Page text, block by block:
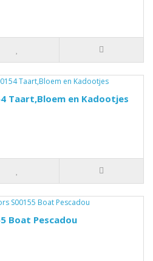
Taart,Bloem en Kadootjes
Boat Pescadou